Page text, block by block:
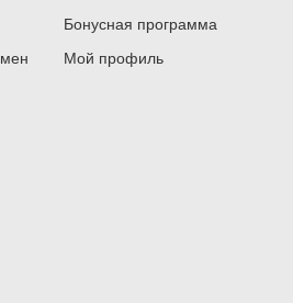
Бонусная программа
Мой профиль